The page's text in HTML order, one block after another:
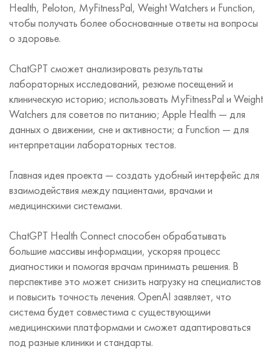
Health, Peloton, MyFitnessPal, Weight Watchers и Function,
чтобы получать более обоснованные ответы на вопросы
о здоровье.
ChatGPT сможет анализировать результаты
лабораторных исследований, резюме посещений и
клиническую историю; использовать MyFitnessPal и Weight
Watchers для советов по питанию; Apple Health — для
данных о движении, сне и активности; а Function — для
интерпретации лабораторных тестов.
Главная идея проекта — создать удобный интерфейс для
взаимодействия между пациентами, врачами и
медицинскими системами.
ChatGPT Health Connect способен обрабатывать
большие массивы информации, ускоряя процесс
диагностики и помогая врачам принимать решения. В
перспективе это может снизить нагрузку на специалистов
и повысить точность лечения. OpenAI заявляет, что
система будет совместима с существующими
медицинскими платформами и сможет адаптироваться
под разные клиники и стандарты.